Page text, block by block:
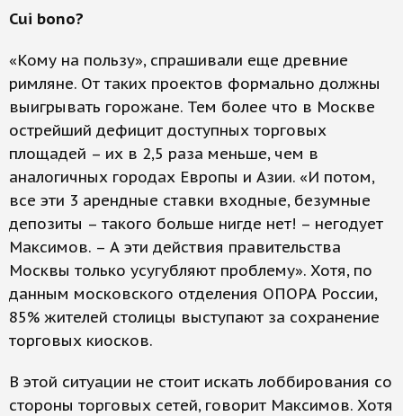
Cui bono?
«Кому на пользу», спрашивали еще древние
римляне. От таких проектов формально должны
выигрывать горожане. Тем более что в Москве
острейший дефицит доступных торговых
площадей – их в 2,5 раза меньше, чем в
аналогичных городах Европы и Азии. «И потом,
все эти 3 арендные ставки входные, безумные
депозиты – такого больше нигде нет! – негодует
Максимов. – А эти действия правительства
Москвы только усугубляют проблему». Хотя, по
данным московского отделения ОПОРА России,
85% жителей столицы выступают за сохранение
торговых киосков.
В этой ситуации не стоит искать лоббирования со
стороны торговых сетей, говорит Максимов. Хотя